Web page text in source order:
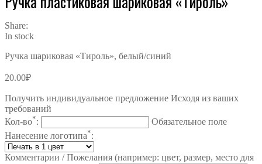
Share:
In stock
Ручка шариковая «Тироль», белый/синий
20.00₽
Получить индивидуальное предложение Исходя из ваших
требований
Кол-во*:
Обязательное поле
Нанесение логотипа*:
Комментарии / Пожелания (например: цвет, размер, место для